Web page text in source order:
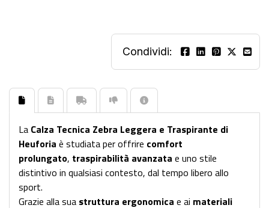
Condividi:
La Calza Tecnica Zebra Leggera e Traspirante di
Heuforia è studiata per offrire comfort
prolungato, traspirabilità avanzata e uno stile
distintivo in qualsiasi contesto, dal tempo libero allo
sport.
Grazie alla sua struttura ergonomica e ai materiali